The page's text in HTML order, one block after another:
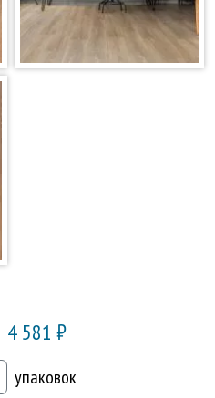
4 581 ₽
упаковок